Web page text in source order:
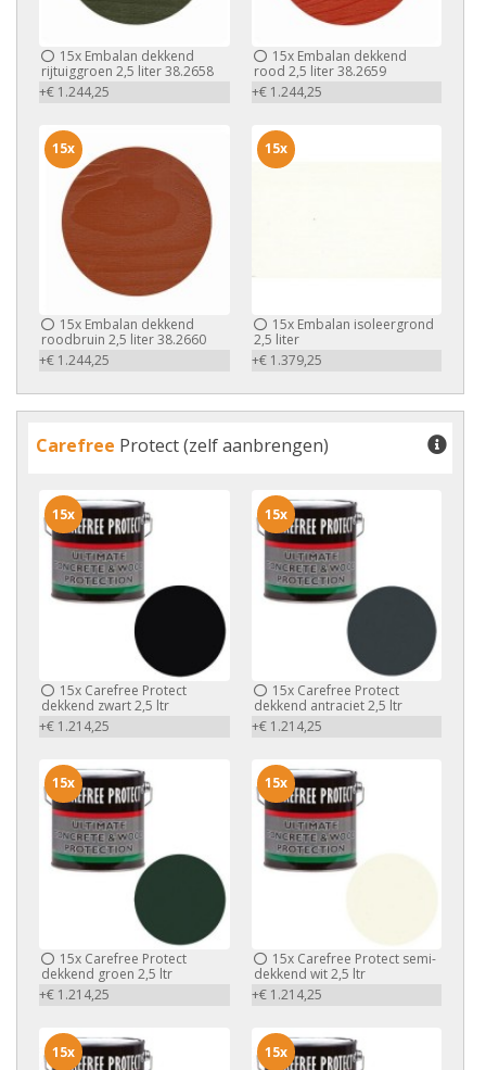
15x Embalan dekkend
rijtuiggroen 2,5 liter 38.2658
+€ 1.244,25
15xEmbalan dekkend
rood 2,5 liter 38.2659
+€ 1.244,25
15x Embalan dekkend
roodbruin 2,5 liter 38.2660
+€ 1.244,25
15x
15xEmbalan isoleergrond
2,5 liter
+€ 1.379,25
15x
Carefree Protect (zelf aanbrengen)
15x Carefree Protect
dekkend zwart 2,5 ltr
+€ 1.214,25
15x
15xCarefree Protect
dekkend antraciet 2,5 ltr
+€ 1.214,25
15x
15x Carefree Protect
dekkend groen 2,5 ltr
+€ 1.214,25
15x
15xCarefree Protect semi-
dekkend wit 2,5 ltr
+€ 1.214,25
15x
15x 15x